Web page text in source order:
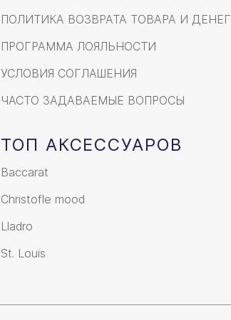
ПОЛИТИКА ВОЗВРАТА ТОВАРА И ДЕНЕГ
ПРОГРАММА ЛОЯЛЬНОСТИ
УСЛОВИЯ СОГЛАШЕНИЯ
ЧАСТО ЗАДАВАЕМЫЕ ВОПРОСЫ
ТОП АКСЕССУАРОВ
Baccarat
Christofle mood
Lladro
St. Louis